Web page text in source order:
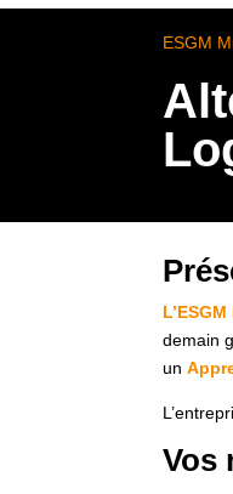
ESGM
demain
un
Vos